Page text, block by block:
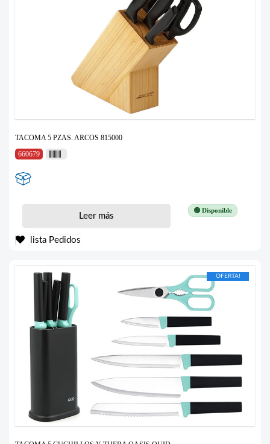
TACOMA 5 PZAS. ARCOS 815000
660679
🟢 Disponible
Leer más
lista Pedidos
OFERTA!